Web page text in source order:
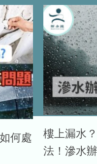
何處
樓上漏水
法！滲水